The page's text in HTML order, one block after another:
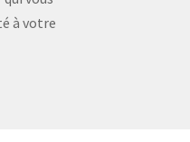
à votre